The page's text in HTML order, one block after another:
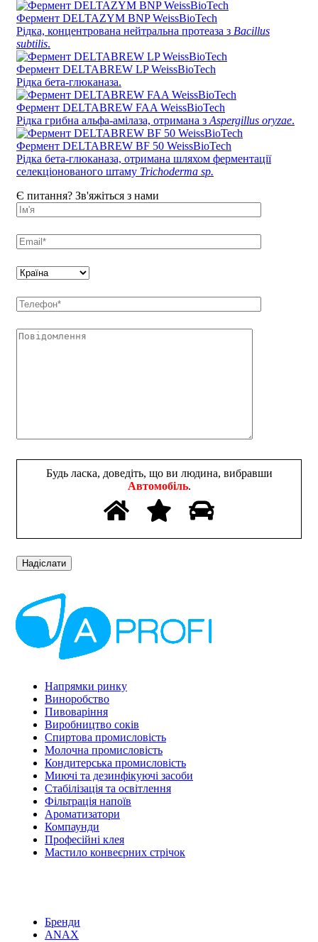
Фермент DELTAZYM BNP WeissBioTech
Рідка, концентрована нейтральна протеаза з Bacillus
subtilis.
Фермент DELTABREW LP WeissBioTech
Рідка бета-глюканаза.
Фермент DELTABREW FAA WeissBioTech
Рідка грибна альфа-амілаза, отримана з Aspergillus oryzae.
Фермент DELTABREW BF 50 WeissBioTech
Рідка бета-глюканаза, отримана шляхом ферментації
селекціонованого штаму Trichoderma sp.
Є питання? Зв'яжіться з нами
Будь ласка, доведіть, що ви людина, вибравши
Автомобіль.
Напрямки ринку
Виноробство
Пивоваріння
Виробництво соків
Спиртова промисловість
Молочна промисловість
Кондитерська промисловість
Миючі та дезинфікуючі засоби
Стабілізація та освітлення
Фільтрація напоїв
Ароматизатори
Компаунди
Професійні клея
Мастило конвеєрних стрічок
Бренди
ANAX